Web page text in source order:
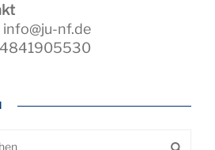
info@ju-nf.de